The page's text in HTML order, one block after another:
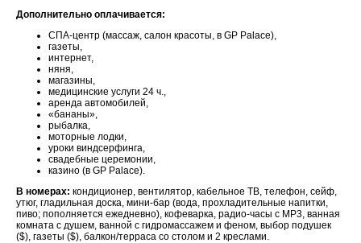
Дополнительно оплачивается:
СПА-центр (массаж, салон красоты, в GP Palace),
газеты,
интернет,
няня,
магазины,
медицинские услуги 24 ч.,
аренда автомобилей,
«бананы»,
рыбалка,
моторные лодки,
уроки виндсерфинга,
свадебные церемонии,
казино (в GP Palace).
В номерах: кондиционер, вентилятор, кабельное ТВ, телефон, сейф,
утюг, гладильная доска, мини-бар (вода, прохладительные напитки,
пиво; пополняется ежедневно), кофеварка, радио-часы с MP3, ванная
комната с душем, ванной с гидромассажем и феном, выбор подушек
($), газеты ($), балкон/терраса со столом и 2 креслами.